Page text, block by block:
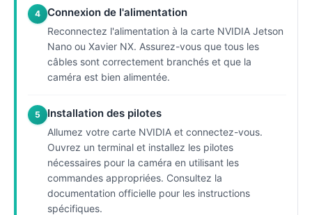
4 Connexion de l'alimentation
Reconnectez l'alimentation à la carte NVIDIA Jetson
Nano ou Xavier NX. Assurez-vous que tous les
câbles sont correctement branchés et que la
caméra est bien alimentée.
5 Installation des pilotes
Allumez votre carte NVIDIA et connectez-vous.
Ouvrez un terminal et installez les pilotes
nécessaires pour la caméra en utilisant les
commandes appropriées. Consultez la
documentation officielle pour les instructions
spécifiques.